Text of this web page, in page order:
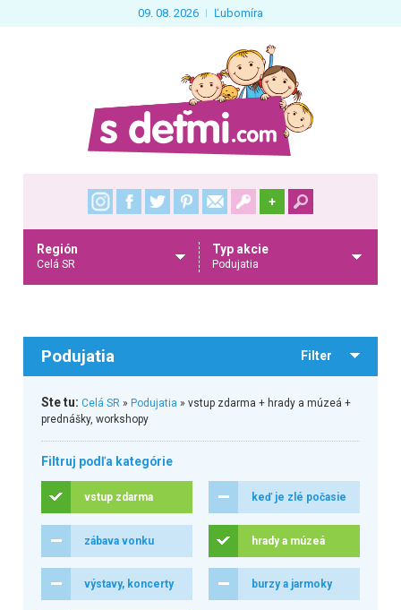
09. 08. 2026 Ľubomíra
+
Región
Celá SR
Typ akcie
Podujatia
Podujatia Filter
Ste tu: Celá SR» Podujatia » vstup zdarma + hrady a múzeá +
prednášky, workshopy
Filtruj podľa kategórie
vstup zdarma keď je zlé počasie
zábava vonku hrady a múzeá
výstavy, koncerty burzy a jarmoky